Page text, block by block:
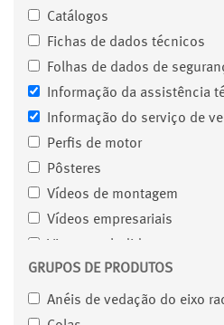
Catálogos
Fichas de dados técnicos
Folhas de dados de
Informação da assistência
Informação do serviço de
Perfis de motor
Pôsteres
Vídeos de montagem
Vídeos empresariais
GRUPOS DE PRODUTOS
Anéis de vedação do eixo